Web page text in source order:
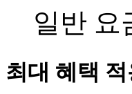
일반 요
최대 혜택 적